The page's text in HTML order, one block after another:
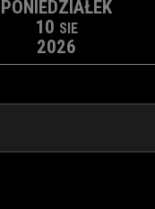
PONIEDZIAŁEK
10 SIE
2026